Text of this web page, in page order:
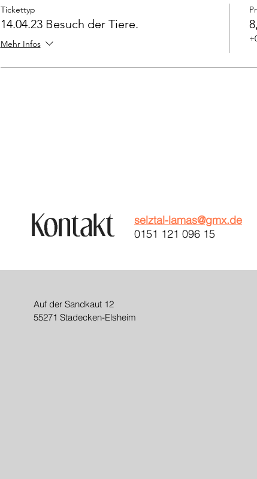
Tickettyp
14.04.23 Besuch der Tiere.
Mehr Infos
selztal-lamas@gmx.de
0151 121 096 15
Auf der Sandkaut 12
55271 Stadecken-Elsheim